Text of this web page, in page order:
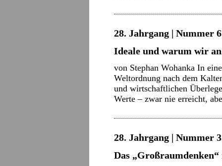
28. Jahrgang | Nummer
Ideale und warum wir
von Stephan Wohanka In
Weltordnung nach dem
und wirtschaftlichen
Werte – zwar nie erreicht,
28. Jahrgang | Nummer
Das